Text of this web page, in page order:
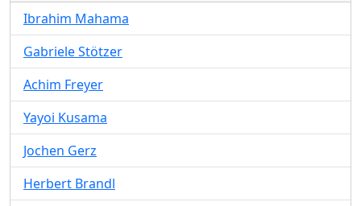
Ibrahim Mahama
Gabriele Stötzer
Achim Freyer
Yayoi Kusama
Jochen Gerz
Herbert Brandl